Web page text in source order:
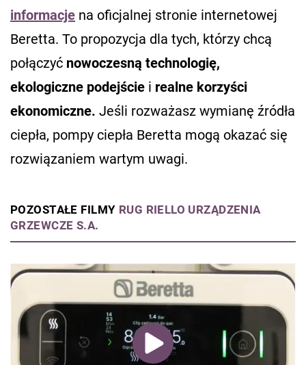
informacje na oficjalnej stronie internetowej
Beretta. To propozycja dla tych, którzy chcą
połączyć nowoczesną technologię,
ekologiczne podejście i realne korzyści
ekonomiczne. Jeśli rozważasz wymianę źródła
ciepła, pompy ciepła Beretta mogą okazać się
rozwiązaniem wartym uwagi.
POZOSTAŁE FILMY RUG RIELLO URZĄDZENIA
GRZEWCZE S.A.